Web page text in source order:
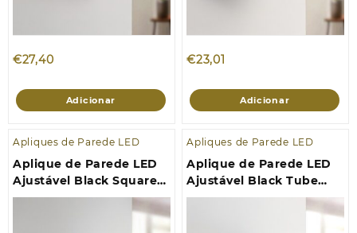
€27,40
Adicionar
€23,01
Adicionar
Apliques de Parede LED
Aplique de Parede LED
Ajustável Black Square
10W 4000K
Apliques de Parede LED
Aplique de Parede LED
Ajustável Black Tube
10W